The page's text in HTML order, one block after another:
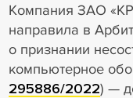
Компания ЗАО
направила в
о признании
компьютерное
295886/2022) —